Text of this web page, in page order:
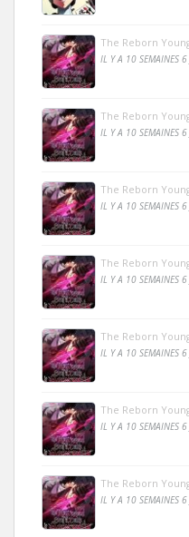
The Reborn
IL Y A 10 SEMAINES 6
The Reborn
IL Y A 10 SEMAINES 6
The Reborn
IL Y A 10 SEMAINES 6
The Reborn
IL Y A 10 SEMAINES 6
The Reborn
IL Y A 10 SEMAINES 6
The Reborn
IL Y A 10 SEMAINES 6
The Reborn
IL Y A 10 SEMAINES 6